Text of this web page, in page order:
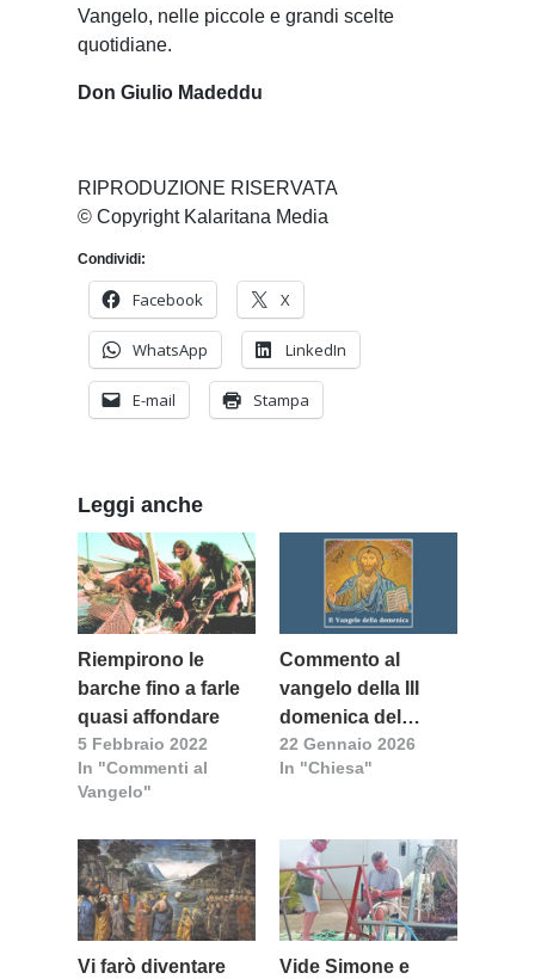
Vangelo, nelle piccole e grandi scelte
quotidiane.
Don Giulio Madeddu
RIPRODUZIONE RISERVATA
© Copyright Kalaritana Media
Condividi:
Facebook X
WhatsApp LinkedIn
E-mail Stampa
Leggi anche
Riempirono le
barche fino a farle
quasi affondare
5 Febbraio 2022
In "Commenti al
Vangelo"
Commento al
vangelo della III
domenica del
tempo ordinario
(anno A) a cura di
22 Gennaio 2026
In "Chiesa"
Vi farò diventare
Vide Simone e